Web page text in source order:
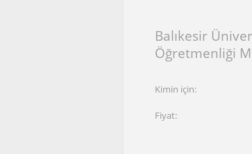
Balıkesir
Öğretmenliği
Kimin için:
Fiyat: